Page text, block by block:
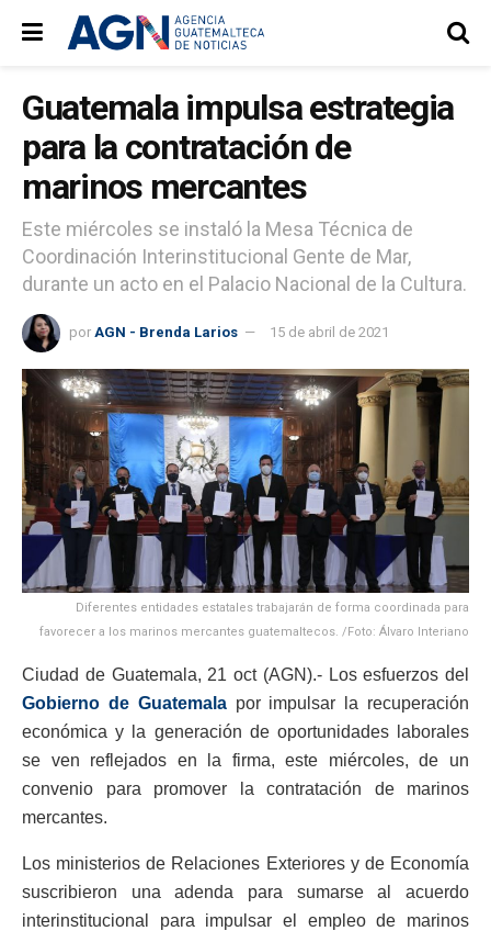
Guatemala impulsa estrategia
para la contratación de
marinos mercantes
Este miércoles se instaló la Mesa Técnica de
Coordinación Interinstitucional Gente de Mar,
durante un acto en el Palacio Nacional de la Cultura.
por AGN - Brenda Larios 15 de abril de 2021
Diferentes entidades estatales trabajarán de forma coordinada para
favorecer a los marinos mercantes guatemaltecos. /Foto: Álvaro Interiano
Ciudad de Guatemala, 21 oct (AGN).- Los esfuerzos del
Gobierno de Guatemalapor impulsar la recuperación
económica y la generación de oportunidades laborales
se ven reflejados en la firma, este miércoles, de un
convenio para promover la contratación de marinos
mercantes.
Los ministerios de Relaciones Exteriores y de Economía
suscribieron una adenda para sumarse al acuerdo
interinstitucional para impulsar el empleo de marinos